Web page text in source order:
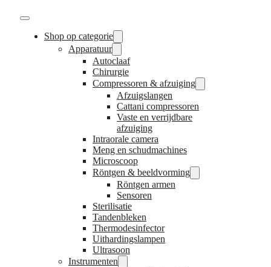
Shop op categorie
Apparatuur
Autoclaaf
Chirurgie
Compressoren & afzuiging
Afzuigslangen
Cattani compressoren
Vaste en verrijdbare
afzuiging
Intraorale camera
Meng en schudmachines
Microscoop
Röntgen & beeldvorming
Röntgen armen
Sensoren
Sterilisatie
Tandenbleken
Thermodesinfector
Uithardingslampen
Ultrasoon
Instrumenten